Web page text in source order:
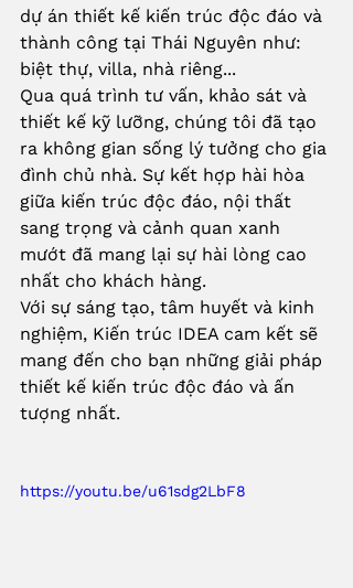
dự án thiết kế kiến trúc độc đáo và
thành công tại Thái Nguyên như:
biệt thự, villa, nhà riêng...
Qua quá trình tư vấn, khảo sát và
thiết kế kỹ lưỡng, chúng tôi đã tạo
ra không gian sống lý tưởng cho gia
đình chủ nhà. Sự kết hợp hài hòa
giữa kiến trúc độc đáo, nội thất
sang trọng và cảnh quan xanh
mướt đã mang lại sự hài lòng cao
nhất cho khách hàng.
Với sự sáng tạo, tâm huyết và kinh
nghiệm, Kiến trúc IDEA cam kết sẽ
mang đến cho bạn những giải pháp
thiết kế kiến trúc độc đáo và ấn
tượng nhất.
https://youtu.be/u61sdg2LbF8